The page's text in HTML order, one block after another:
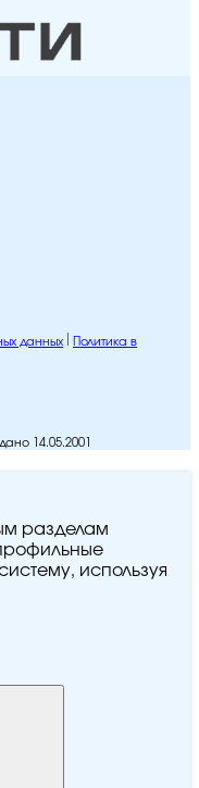
данных
Политика в
14.05.2001
разделам
используя